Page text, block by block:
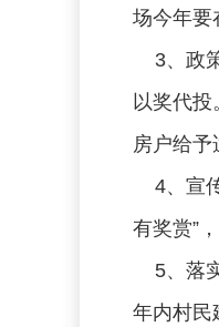
场今年要
3、政
以奖代
房户给予
4、宣
有奖赏”
5、落
年内村民